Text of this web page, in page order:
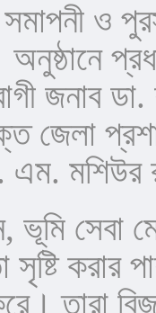
ও
জনাব
জেলা
মশিউর
ভূমি
করার
তারা